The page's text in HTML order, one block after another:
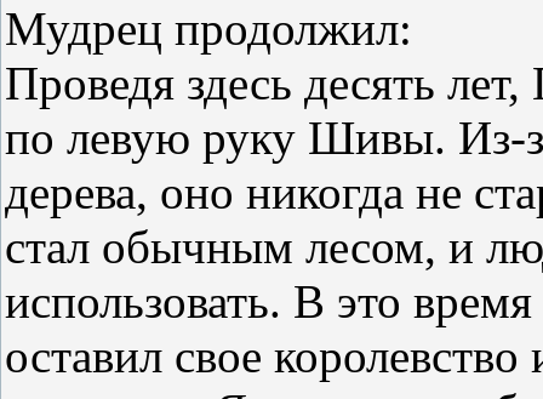
Мудрец продолжил:
Проведя здесь десять
по левую руку Шивы. Из-
дерева, оно никогда не
стал обычным лесом, и
использовать. В это
оставил свое